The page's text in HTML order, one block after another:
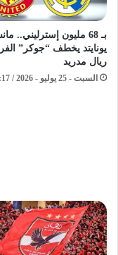
بـ 68 مليون إسترليني..
يونايتد يخطف “جوكر”
ريال مدريد
السبت - 25 يوليو - 2026 / 4:17 مساءً